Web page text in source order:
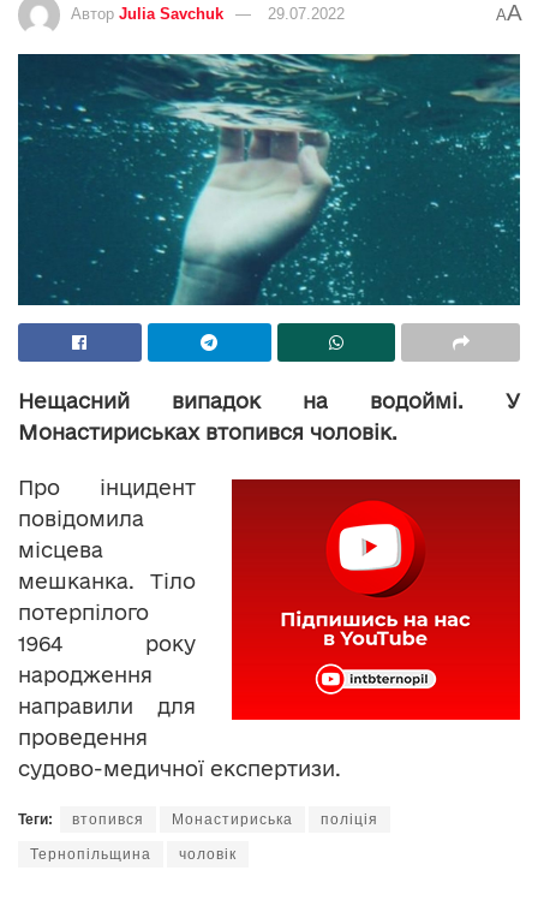
Автор Julia Savchuk 29.07.2022 AA
Нещасний випадок на водоймі. У
Монастириськах втопився чоловік.
Про інцидент
повідомила
місцева
мешканка. Тіло
потерпілого
1964 року
народження
направили для
проведення
судово-медичної експертизи.
Теги: втопився Монастириська поліція
Тернопільщина чоловік